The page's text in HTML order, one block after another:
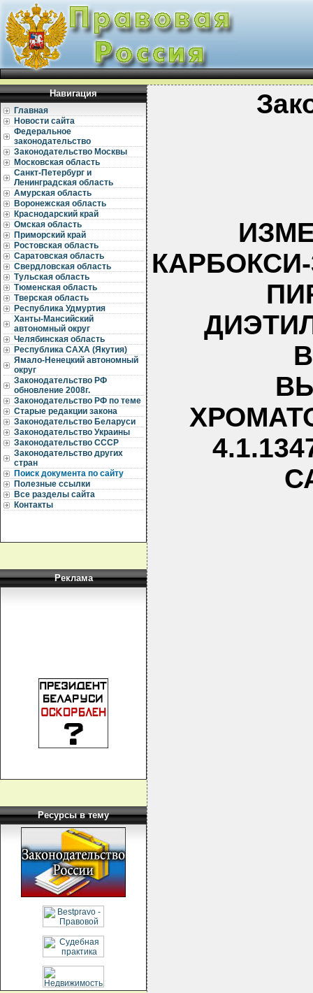
Навигация
Главная
Новости сайта
Федеральное
законодательство
Законодательство Москвы
Московская область
Санкт-Петербург и
Ленинградская область
Амурская область
Воронежская область
Краснодарский край
Омская область
Приморский край
Ростовская область
Саратовская область
Свердловская область
Тульская область
Тюменская область
Тверская область
Республика Удмуртия
Ханты-Мансийский
автономный округ
Челябинская область
Республика САХА (Якутия)
Ямало-Ненецкий автономный
округ
Законодательство РФ
обновление 2008г.
Законодательство РФ по теме
Старые редакции закона
Законодательство Беларуси
Законодательство Украины
Законодательство СССР
Законодательство других
стран
Поиск документа по сайту
Полезные ссылки
Все разделы сайта
Контакты
Реклама
Ресурсы в тему